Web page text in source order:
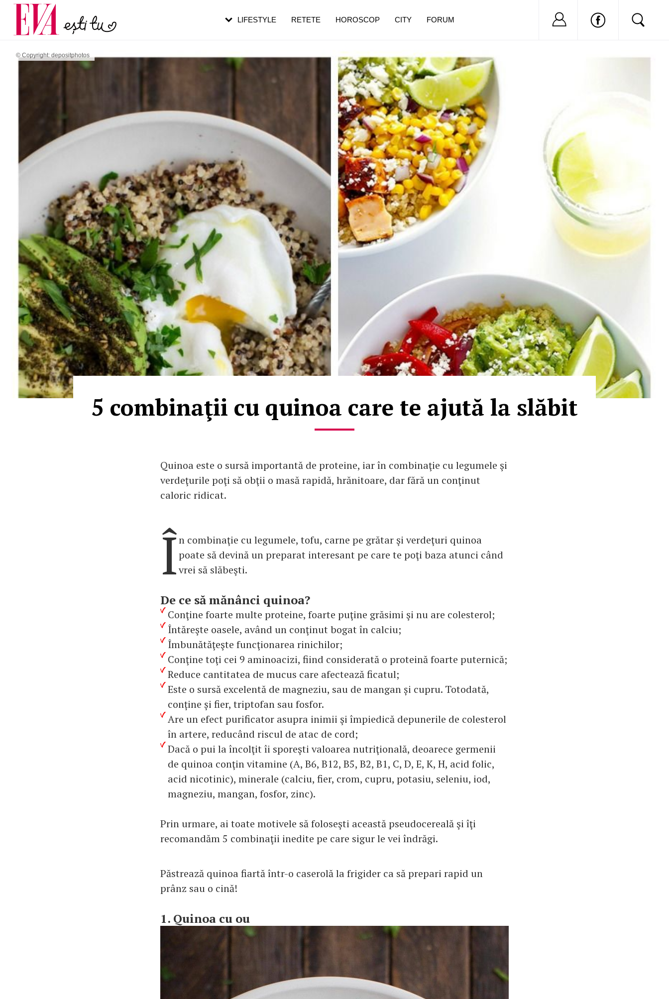
© Copyright: depositphotos
5 combinaţii cu quinoa care te ajută la slăbit
Quinoa este o sursă importantă de proteine, iar în combinaţie cu legumele şi
verdeţurile poţi să obţii o masă rapidă, hrănitoare, dar fără un conţinut
caloric ridicat.
În combinaţie cu legumele, tofu, carne pe grătar şi verdeţuri quinoa
poate să devină un preparat interesant pe care te poţi baza atunci când
vrei să slăbeşti.
De ce să mănânci quinoa?
Conţine foarte multe proteine, foarte puţine grăsimi şi nu are colesterol;
Întăreşte oasele, având un conţinut bogat în calciu;
Îmbunătăţeşte funcţionarea rinichilor;
Conţine toţi cei 9 aminoacizi, fiind considerată o proteină foarte puternică;
Reduce cantitatea de mucus care afectează ficatul;
Este o sursă excelentă de magneziu, sau de mangan și cupru. Totodată,
conține și fier, triptofan sau fosfor.
Are un efect purificator asupra inimii şi împiedică depunerile de colesterol
în artere, reducând riscul de atac de cord;
Dacă o pui la încolţit îi sporeşti valoarea nutriţională, deoarece germenii
de quinoa conţin vitamine (A, B6, B12, B5, B2, B1, C, D, E, K, H, acid folic,
acid nicotinic), minerale (calciu, fier, crom, cupru, potasiu, seleniu, iod,
magneziu, mangan, fosfor, zinc).
Prin urmare, ai toate motivele să foloseşti această pseudocereală şi îţi
recomandăm 5 combinaţii inedite pe care sigur le vei îndrăgi.
Păstrează quinoa fiartă într-o caserolă la frigider ca să prepari rapid un
prânz sau o cină!
1. Quinoa cu ou
LIFESTYLE RETETE HOROSCOP CITY FORUM Nu ai cont?
Carieră
Actualitate
pe măsură ce înaintezi în vârstă